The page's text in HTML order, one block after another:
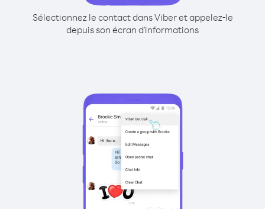
Sélectionnez le contact dans Viber et appelez-le
depuis son écran d'informations